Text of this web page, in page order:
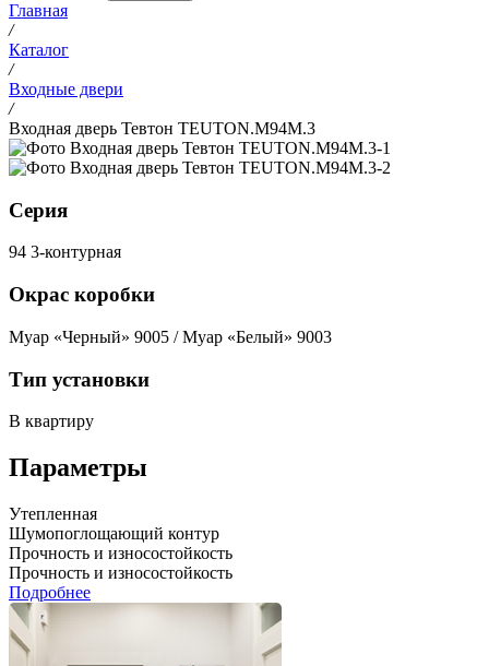
Главная
/
Каталог
/
Входные двери
/
Входная дверь Тевтон TEUTON.M94M.3
Серия
94 3-контурная
Окрас коробки
Муар «Черный» 9005 / Муар «Белый» 9003
Тип установки
В квартиру
Параметры
Утепленная
Шумопоглощающий контур
Прочность и износостойкость
Прочность и износостойкость
Подробнее